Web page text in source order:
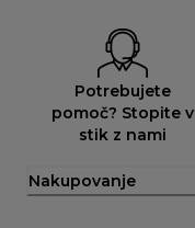
Potrebujete
pomoč? Stopite v
stik z nami
Nakupovanje